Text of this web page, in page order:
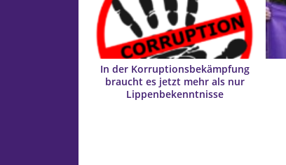
In der Korruptionsbekämpfung
braucht es jetzt mehr als nur
Lippenbekenntnisse